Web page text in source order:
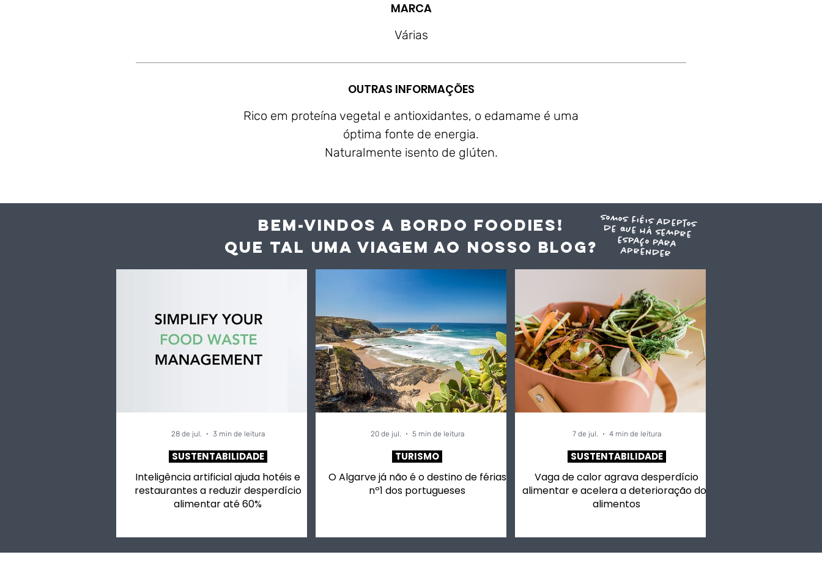
MARCA
Várias
OUTRAS INFORMAÇÕES
Rico em proteína vegetal e antioxidantes, o edamame é uma
óptima fonte de energia.
Naturalmente isento de glúten.
BEM-VINDOS A BORDO FOODIES!
QUE TAL UMA VIAGEM AO NOSSO blog?
somos fiéis adeptos
de que há sempre
espaço para
aprender
Inteligência artificial ajuda hotéis e
restaurantes a reduzir desperdício
alimentar até 60%
SUSTENTABILIDADE
28 de jul. 3 min de leitura
O Algarve já não é o destino de férias
nº1 dos portugueses
TURISMO
20 de jul. 5 min de leitura
Vaga de calor agrava desperdício
alimentar e acelera a deterioração dos
alimentos
SUSTENTABILIDADE
7 de jul. 4 min de leitura